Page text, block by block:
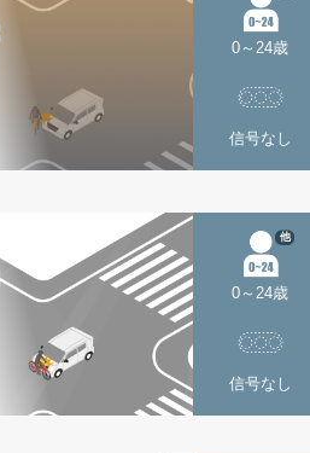
0～24歳
信号なし
0～24歳
他
信号なし